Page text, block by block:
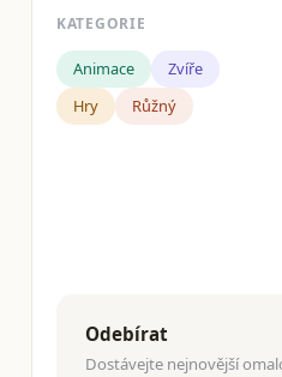
KATEGORIE
Animace
Zvíře
Hry
Růžný
Odebírat
Dostávejte nejnovější